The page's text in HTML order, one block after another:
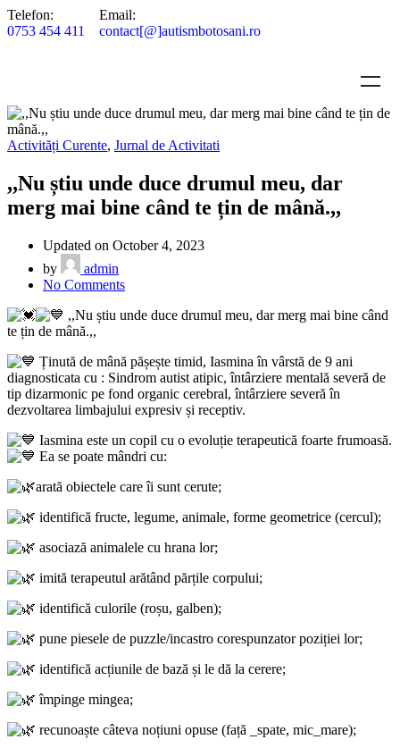
Telefon:
0753 454 411
Email:
contact[@]autismbotosani.ro
Activități Curente, Jurnal de Activitati
,,Nu știu unde duce drumul meu, dar
merg mai bine când te țin de mână.,,
Updated on October 4, 2023
by
admin
No Comments
,,Nu știu unde duce drumul meu, dar merg mai bine când
te țin de mână.,,
Ținută de mână pășește timid, Iasmina în vârstă de 9 ani
diagnosticata cu : Sindrom autist atipic, întârziere mentală severă de
tip dizarmonic pe fond organic cerebral, întârziere severă în
dezvoltarea limbajului expresiv și receptiv.
Iasmina este un copil cu o evoluție terapeutică foarte frumoasă.
Ea se poate mândri cu:
arată obiectele care îi sunt cerute;
identifică fructe, legume, animale, forme geometrice (cercul);
asociază animalele cu hrana lor;
imită terapeutul arătând părțile corpului;
identifică culorile (roșu, galben);
pune piesele de puzzle/incastro corespunzator poziției lor;
identifică acțiunile de bază și le dă la cerere;
împinge mingea;
recunoaște câteva noțiuni opuse (față _spate, mic_mare);